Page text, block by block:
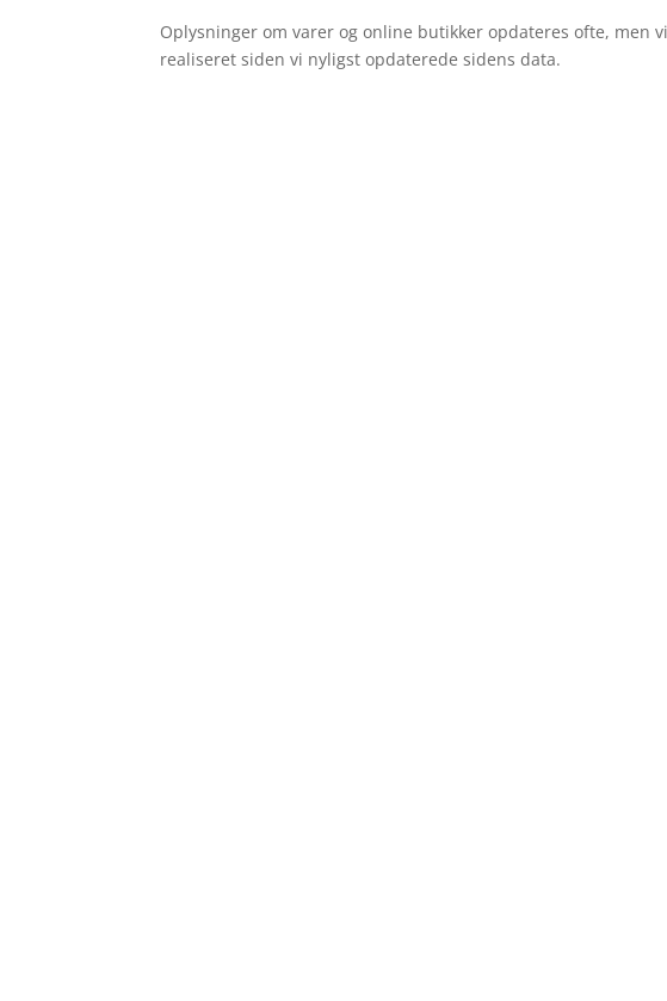
Oplysninger om varer og online butikker opdateres ofte,
realiseret siden vi nyligst opdaterede sidens data.